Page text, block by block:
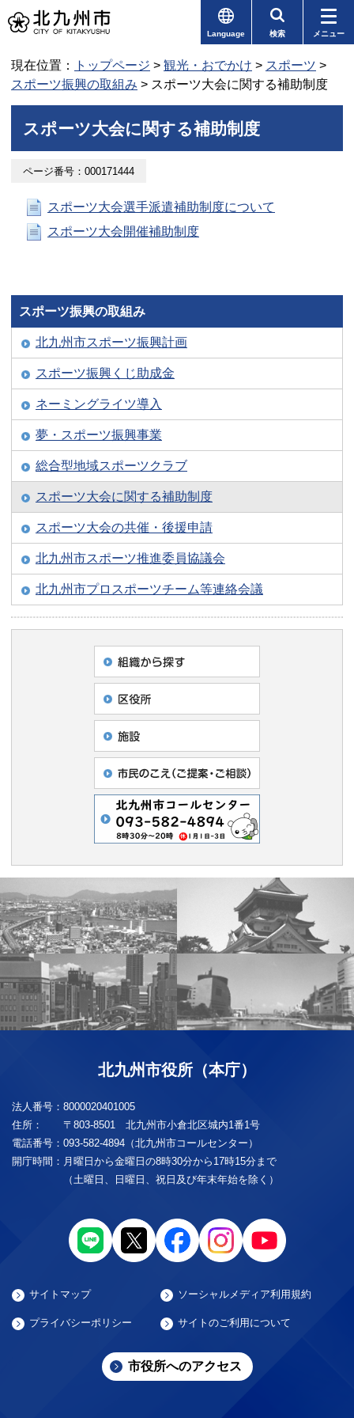
Language 検索 メニュー
現在位置： トップページ > 観光・おでかけ > スポーツ >
スポーツ振興の取組み > スポーツ大会に関する補助制度
スポーツ大会に関する補助制度
ページ番号：000171444
スポーツ大会選手派遣補助制度について
スポーツ大会開催補助制度
スポーツ振興の取組み
北九州市スポーツ振興計画
スポーツ振興くじ助成金
ネーミングライツ導入
夢・スポーツ振興事業
総合型地域スポーツクラブ
スポーツ大会に関する補助制度
スポーツ大会の共催・後援申請
北九州市スポーツ推進委員協議会
北九州市プロスポーツチーム等連絡会議
北九州市役所（本庁）
法人番号： 8000020401005
住所：
〒803-8501 北九州市小倉北区城内1番1号
電話番号： 093-582-4894（北九州市コールセンター）
開庁時間： 月曜日から金曜日の8時30分から17時15分まで
（土曜日、日曜日、祝日及び年末年始を除く）
サイトマップ ソーシャルメディア利用規約
プライバシーポリシー サイトのご利用について
市役所へのアクセス